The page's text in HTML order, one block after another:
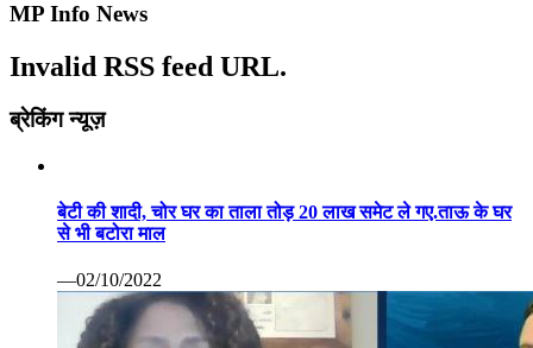
MP Info News
Invalid RSS feed URL.
ब्रेकिंग न्यूज़
बेटी की शादी, चोर घर का ताला तोड़ 20 लाख समेट ले गए.ताऊ के घर
से भी बटोरा माल
—02/10/2022